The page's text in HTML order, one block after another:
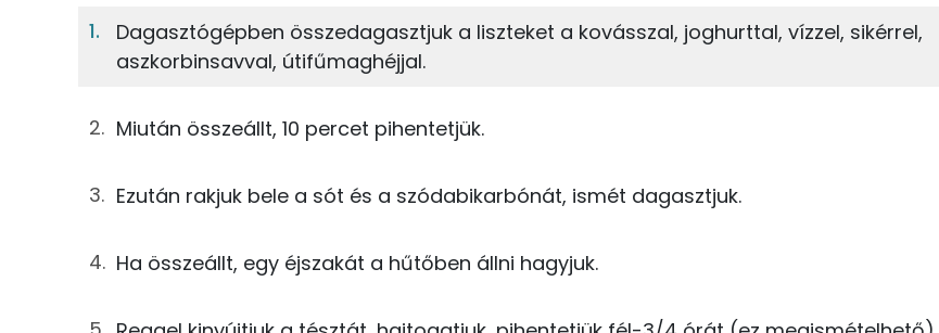
125g teljeskiőrlésű tönkölybúza liszt
14g kovász
38gjoghurt
Fehérje
Szénhidrát
Zsír
Víz
Foszfor
Magnézium
Niacin - B3 vitamin:
Dagasztógépben összedagasztjuk a liszteket a kovásszal, joghurttal, vízzel, sikérrel,
aszkorbinsavval, útifűmaghéjjal.
Miután összeállt, 10 percet pihentetjük.
Ezután rakjuk bele a sót és a szódabikarbónát, ismét dagasztjuk.
Ha összeállt, egy éjszakát a hűtőben állni hagyjuk.